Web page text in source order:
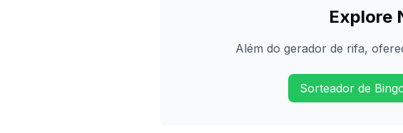
Explore
Além do gerador de rifa,
Sorteador de